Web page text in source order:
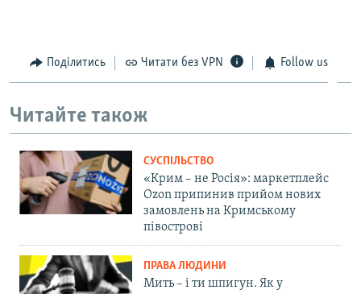
Поділитись Читати без VPN Follow us
Читайте також
СУСПІЛЬСТВО
«Крим – не Росія»: маркетплейс
Ozon припинив прийом нових
замовлень на Кримському
півострові
ПРАВА ЛЮДИНИ
Мить – і ти шпигун. Як у